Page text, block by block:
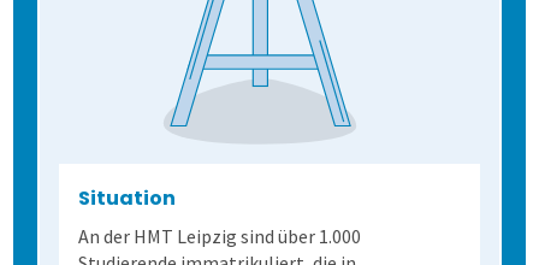
Allen, die evaluieren!
Schulungen für Fortgeschrittene
Demoversion
Weitere Befragungsprozesse
2. Befragung vorbereiten
Befragungsart wählen
3. Daten erheben
Situation
An der HMT Leipzig sind über 1.000